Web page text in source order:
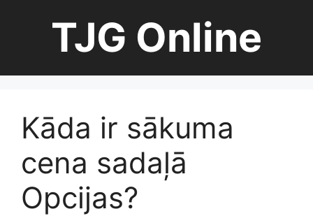
TJG Online
Kāda ir sākuma
cena sadaļā
Opcijas?